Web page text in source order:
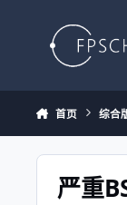
首页 综合
严重